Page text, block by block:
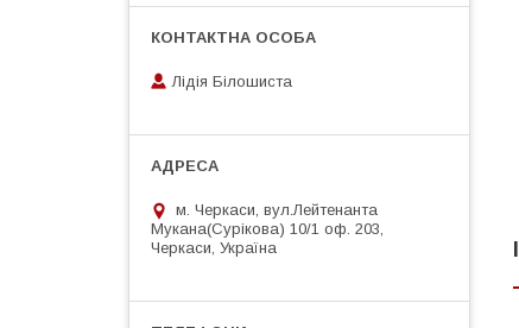
Лідія Білошиста
м. Черкаси, вул.Лейтенанта
Мукана(Сурікова) 10/1 оф. 203,
Черкаси, Україна